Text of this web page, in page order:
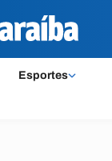
Esportes